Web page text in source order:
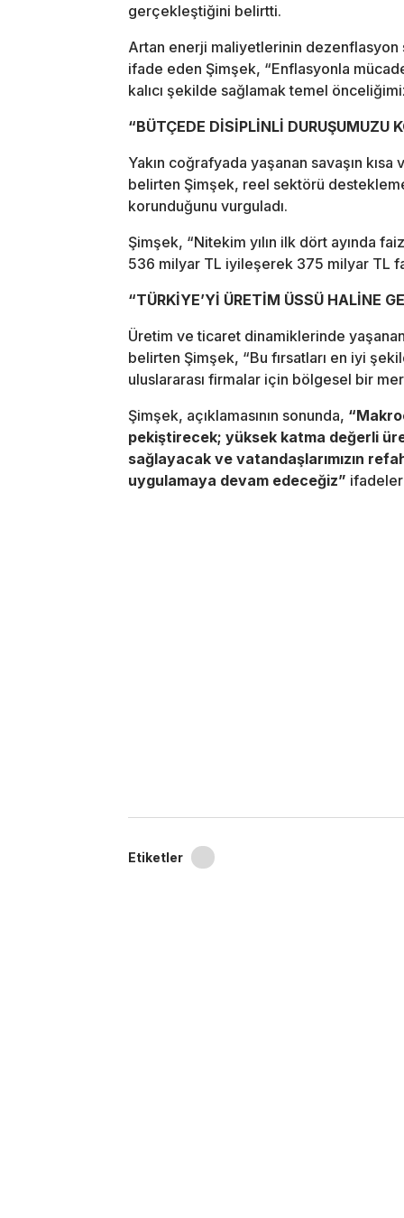
gerçekleştiğini belirtti.
Artan enerji maliyetlerinin
ifade eden Şimşek, “Enflasyonla
kalıcı şekilde sağlamak temel
“BÜTÇEDE DİSİPLİNLİ DURUŞUMUZU
Yakın coğrafyada yaşanan savaşın
belirten Şimşek, reel sektörü
korunduğunu vurguladı.
Şimşek, “Nitekim yılın ilk dört ayında
536 milyar TL iyileşerek 375 milyar TL
“TÜRKİYE’Yİ ÜRETİM ÜSSÜ HALİNE
Üretim ve ticaret dinamiklerinde
belirten Şimşek, “Bu fırsatları en iyi
uluslararası firmalar için bölgesel bir
Şimşek, açıklamasının sonunda,
pekiştirecek; yüksek katma değerli
sağlayacak ve vatandaşlarımızın
uygulamaya devam edeceğiz”
Etiketler